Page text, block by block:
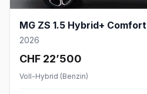
MG ZS 1.5 Hybrid+ Comfort
2026
CHF 22’500
Voll-Hybrid (Benzin)